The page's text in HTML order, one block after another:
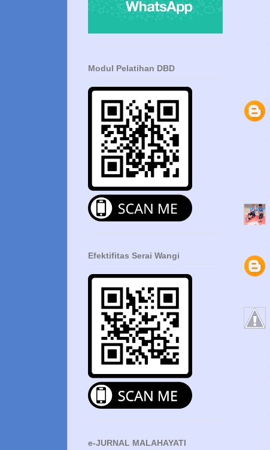
Modul Pelatihan DBD
Efektifitas Serai Wangi
e-JURNAL MALAHAYATI